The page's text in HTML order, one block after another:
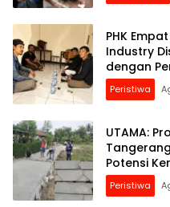
PHK
Industry
dengan
Peristiwa
UTAMA:
Potensi
Peristiwa